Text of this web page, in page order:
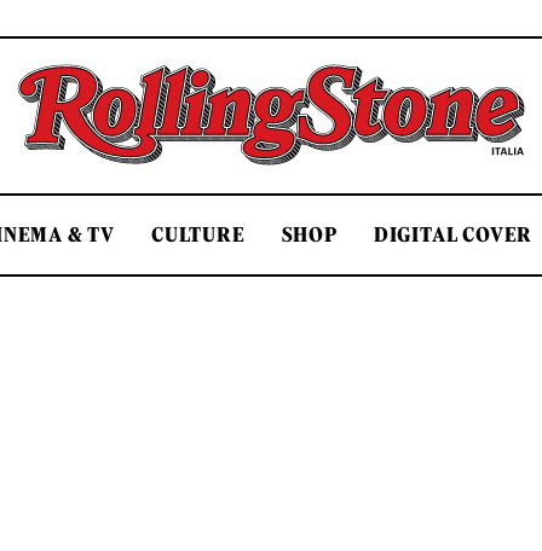
Rolling Stone Italia
& TV CULTURE SHOP DIGITAL COVER